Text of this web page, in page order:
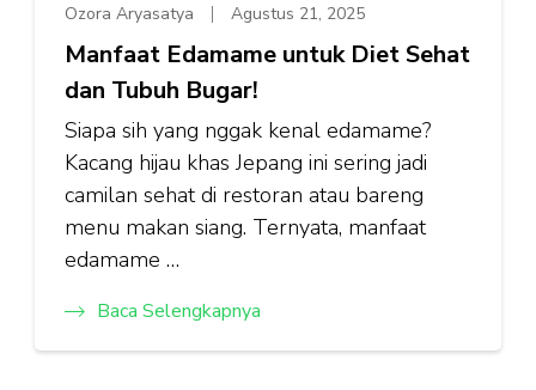
Ozora Aryasatya Agustus 21, 2025
Manfaat Edamame untuk Diet Sehat
dan Tubuh Bugar!
Siapa sih yang nggak kenal edamame?
Kacang hijau khas Jepang ini sering jadi
camilan sehat di restoran atau bareng
menu makan siang. Ternyata, manfaat
edamame …
Baca Selengkapnya